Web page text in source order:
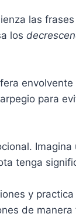
las
los
para
Imagina
tenga
y
de manera